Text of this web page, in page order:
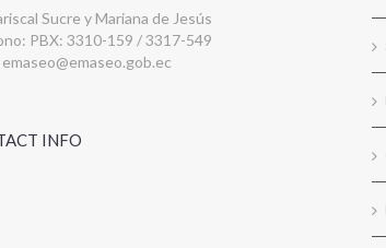
Sucre y Mariana de Jesús
PBX: 3310-159 / 3317-549
emaseo@emaseo.gob.ec
INFO